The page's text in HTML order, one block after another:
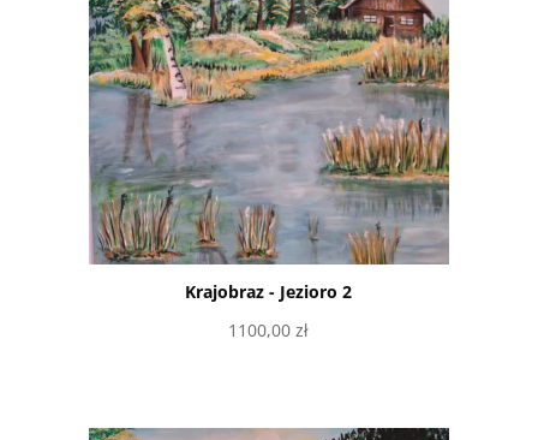
Krajobraz - Jezioro 2
1100,00zł